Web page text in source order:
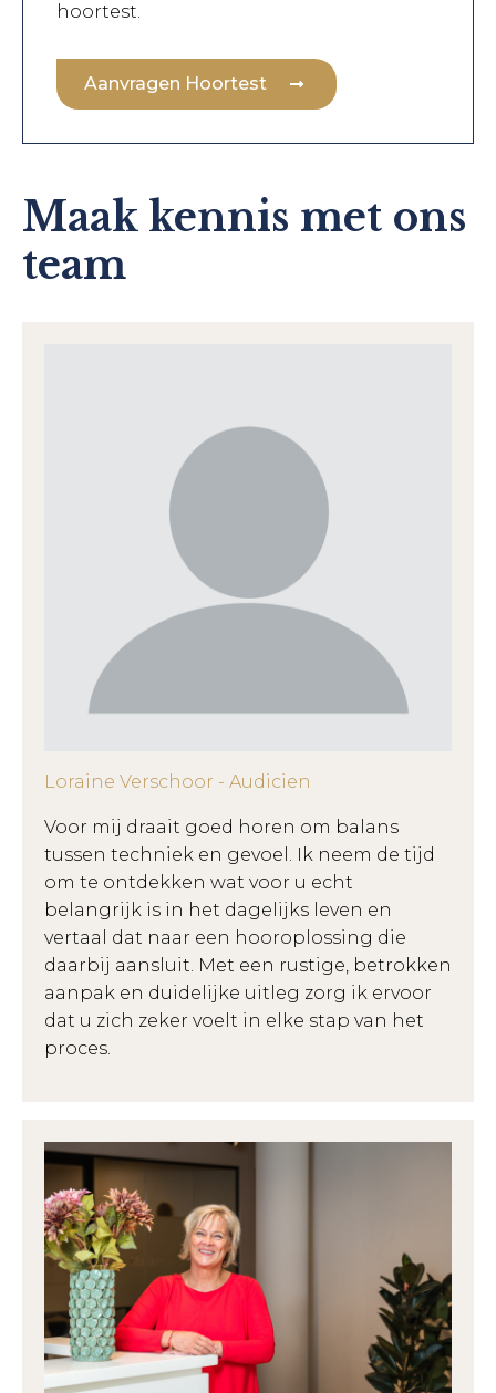
hoortest.
Aanvragen Hoortest
Maak kennis met ons
team
Loraine Verschoor - Audicien
Voor mij draait goed horen om balans
tussen techniek en gevoel. Ik neem de tijd
om te ontdekken wat voor u echt
belangrijk is in het dagelijks leven en
vertaal dat naar een hooroplossing die
daarbij aansluit. Met een rustige, betrokken
aanpak en duidelijke uitleg zorg ik ervoor
dat u zich zeker voelt in elke stap van het
proces.